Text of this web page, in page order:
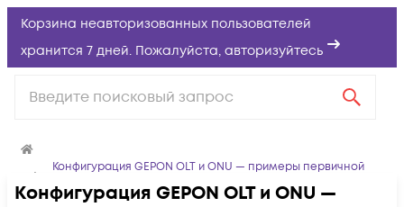
Корзина неавторизованных пользователей
хранится 7 дней. Пожалуйста, авторизуйтесь
Конфигурация GEPON OLT и ONU — примеры первичной
настройки OLT и ONU для оборудования C-DATA
Конфигурация GEPON OLT и ONU —